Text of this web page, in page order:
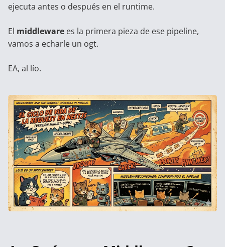
ejecuta antes o después en el runtime.
El middleware es la primera pieza de ese pipeline,
vamos a echarle un ogt.
EA, al lío.